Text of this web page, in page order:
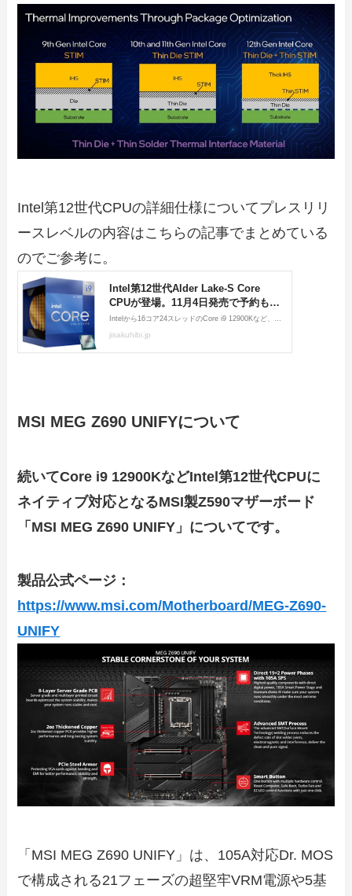
Intel第12世代CPUの詳細仕様についてプレスリリ
ースレベルの内容はこちらの記事でまとめている
のでご参考に。
MSI MEG Z690 UNIFYについて
続いてCore i9 12900KなどIntel第12世代CPUに
ネイティブ対応となるMSI製Z590マザーボード
「MSI MEG Z690 UNIFY」についてです。
製品公式ページ：
https://www.msi.com/Motherboard/MEG-Z690-
UNIFY
「MSI MEG Z690 UNIFY」は、105A対応Dr. MOS
で構成される21フェーズの超堅牢VRM電源や5基